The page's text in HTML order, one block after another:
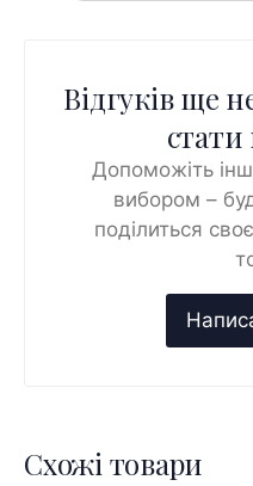
Відгуків ще
Допоможіть
вибором –
поділиться
Схожі товари